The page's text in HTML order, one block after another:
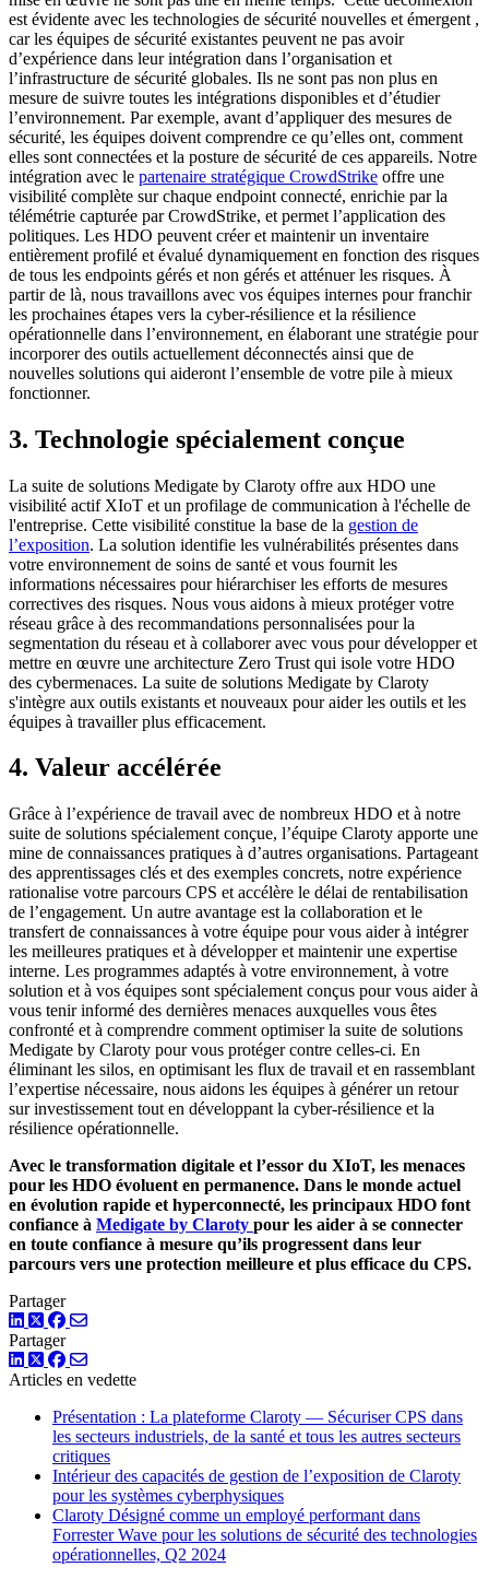
est évidente avec les technologies de sécurité nouvelles et émergent ,
car les équipes de sécurité existantes peuvent ne pas avoir
d’expérience dans leur intégration dans l’organisation et
l’infrastructure de sécurité globales. Ils ne sont pas non plus en
mesure de suivre toutes les intégrations disponibles et d’étudier
l’environnement. Par exemple, avant d’appliquer des mesures de
sécurité, les équipes doivent comprendre ce qu’elles ont, comment
elles sont connectées et la posture de sécurité de ces appareils. Notre
intégration avec le partenaire stratégique CrowdStrike offre une
visibilité complète sur chaque endpoint connecté, enrichie par la
télémétrie capturée par CrowdStrike, et permet l’application des
politiques. Les HDO peuvent créer et maintenir un inventaire
entièrement profilé et évalué dynamiquement en fonction des risques
de tous les endpoints gérés et non gérés et atténuer les risques. À
partir de là, nous travaillons avec vos équipes internes pour franchir
les prochaines étapes vers la cyber-résilience et la résilience
opérationnelle dans l’environnement, en élaborant une stratégie pour
incorporer des outils actuellement déconnectés ainsi que de
nouvelles solutions qui aideront l’ensemble de votre pile à mieux
fonctionner.
3. Technologie spécialement conçue
La suite de solutions Medigate by Claroty offre aux HDO une
visibilité actif XIoT et un profilage de communication à l'échelle de
l'entreprise. Cette visibilité constitue la base de la gestion de
l’exposition. La solution identifie les vulnérabilités présentes dans
votre environnement de soins de santé et vous fournit les
informations nécessaires pour hiérarchiser les efforts de mesures
correctives des risques. Nous vous aidons à mieux protéger votre
réseau grâce à des recommandations personnalisées pour la
segmentation du réseau et à collaborer avec vous pour développer et
mettre en œuvre une architecture Zero Trust qui isole votre HDO
des cybermenaces. La suite de solutions Medigate by Claroty
s'intègre aux outils existants et nouveaux pour aider les outils et les
équipes à travailler plus efficacement.
4. Valeur accélérée
Grâce à l’expérience de travail avec de nombreux HDO et à notre
suite de solutions spécialement conçue, l’équipe Claroty apporte une
mine de connaissances pratiques à d’autres organisations. Partageant
des apprentissages clés et des exemples concrets, notre expérience
rationalise votre parcours CPS et accélère le délai de rentabilisation
de l’engagement. Un autre avantage est la collaboration et le
transfert de connaissances à votre équipe pour vous aider à intégrer
les meilleures pratiques et à développer et maintenir une expertise
interne. Les programmes adaptés à votre environnement, à votre
solution et à vos équipes sont spécialement conçus pour vous aider à
vous tenir informé des dernières menaces auxquelles vous êtes
confronté et à comprendre comment optimiser la suite de solutions
Medigate by Claroty pour vous protéger contre celles-ci. En
éliminant les silos, en optimisant les flux de travail et en rassemblant
l’expertise nécessaire, nous aidons les équipes à générer un retour
sur investissement tout en développant la cyber-résilience et la
résilience opérationnelle.
Avec le transformation digitale et l’essor du XIoT, les menaces
pour les HDO évoluent en permanence. Dans le monde actuel
en évolution rapide et hyperconnecté, les principaux HDO font
confiance à Medigate by Claroty pour les aider à se connecter
en toute confiance à mesure qu’ils progressent dans leur
parcours vers une protection meilleure et plus efficace du CPS.
Partager
LinkedIn
TwitterFacebook
Partager
LinkedIn
TwitterFacebook
Articles en vedette
Présentation : La plateforme Claroty — Sécuriser CPS dans
les secteurs industriels, de la santé et tous les autres secteurs
critiques
Intérieur des capacités de gestion de l’exposition de Claroty
pour les systèmes cyberphysiques
Claroty Désigné comme un employé performant dans
Forrester Wave pour les solutions de sécurité des technologies
opérationnelles, Q2 2024